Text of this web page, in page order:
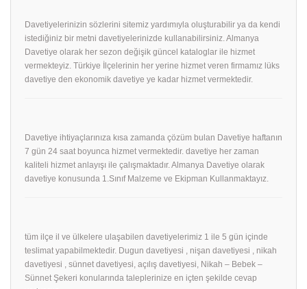
Davetiyelerinizin sözlerini sitemiz yardımıyla oluşturabilir ya da kendi
istediğiniz bir metni davetiyelerinizde kullanabilirsiniz. Almanya
Davetiye olarak her sezon değişik güncel kataloglar ile hizmet
vermekteyiz. Türkiye İlçelerinin her yerine hizmet veren firmamız lüks
davetiye den ekonomik davetiye ye kadar hizmet vermektedir.
Davetiye ihtiyaçlarınıza kısa zamanda çözüm bulan Davetiye haftanın
7 gün 24 saat boyunca hizmet vermektedir. davetiye her zaman
kaliteli hizmet anlayışı ile çalışmaktadır. Almanya Davetiye olarak
davetiye konusunda 1.Sınıf Malzeme ve Ekipman Kullanmaktayız.
tüm ilçe il ve ülkelere ulaşabilen davetiyelerimiz 1 ile 5 gün içinde
teslimat yapabilmektedir. Dugun davetiyesi , nişan davetiyesi , nikah
davetiyesi , sünnet davetiyesi, açılış davetiyesi, Nikah – Bebek –
Sünnet Şekeri konularında taleplerinize en içten şekilde cevap